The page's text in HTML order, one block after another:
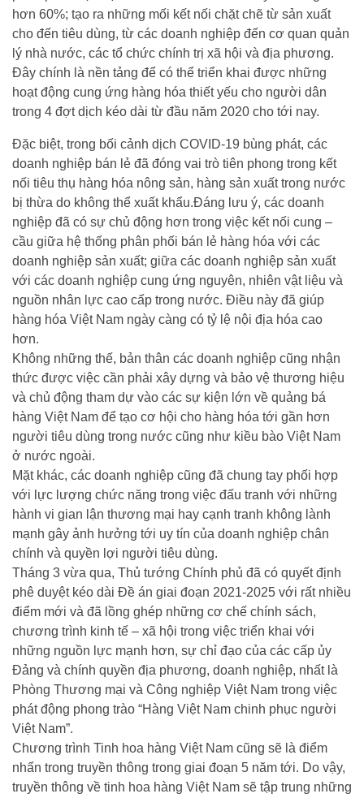
hơn 60%; tạo ra những mối kết nối chặt chẽ từ sản xuất
cho đến tiêu dùng, từ các doanh nghiệp đến cơ quan quản
lý nhà nước, các tổ chức chính trị xã hội và địa phương.
Đây chính là nền tảng để có thể triển khai được những
hoạt động cung ứng hàng hóa thiết yếu cho người dân
trong 4 đợt dịch kéo dài từ đầu năm 2020 cho tới nay.
Đặc biệt, trong bối cảnh dịch COVID-19 bùng phát, các
doanh nghiệp bán lẻ đã đóng vai trò tiên phong trong kết
nối tiêu thụ hàng hóa nông sản, hàng sản xuất trong nước
bị thừa do không thể xuất khẩu.Đáng lưu ý, các doanh
nghiệp đã có sự chủ động hơn trong việc kết nối cung –
cầu giữa hệ thống phân phối bán lẻ hàng hóa với các
doanh nghiệp sản xuất; giữa các doanh nghiệp sản xuất
với các doanh nghiệp cung ứng nguyên, nhiên vật liệu và
nguồn nhân lực cao cấp trong nước. Điều này đã giúp
hàng hóa Việt Nam ngày càng có tỷ lệ nội địa hóa cao
hơn.
Không những thế, bản thân các doanh nghiệp cũng nhận
thức được việc cần phải xây dựng và bảo vệ thương hiệu
và chủ động tham dự vào các sự kiện lớn về quảng bá
hàng Việt Nam để tạo cơ hội cho hàng hóa tới gần hơn
người tiêu dùng trong nước cũng như kiều bào Việt Nam
ở nước ngoài.
Mặt khác, các doanh nghiệp cũng đã chung tay phối hợp
với lực lượng chức năng trong việc đấu tranh với những
hành vi gian lận thương mại hay cạnh tranh không lành
mạnh gây ảnh hưởng tới uy tín của doanh nghiệp chân
chính và quyền lợi người tiêu dùng.
Tháng 3 vừa qua, Thủ tướng Chính phủ đã có quyết định
phê duyệt kéo dài Đề án giai đoạn 2021-2025 với rất nhiều
điểm mới và đã lồng ghép những cơ chế chính sách,
chương trình kinh tế – xã hội trong việc triển khai với
những nguồn lực mạnh hơn, sự chỉ đạo của các cấp ủy
Đảng và chính quyền địa phương, doanh nghiệp, nhất là
Phòng Thương mại và Công nghiệp Việt Nam trong việc
phát động phong trào “Hàng Việt Nam chinh phục người
Việt Nam”.
Chương trình Tinh hoa hàng Việt Nam cũng sẽ là điểm
nhấn trong truyền thông trong giai đoạn 5 năm tới. Do vậy,
truyền thông về tinh hoa hàng Việt Nam sẽ tập trung những